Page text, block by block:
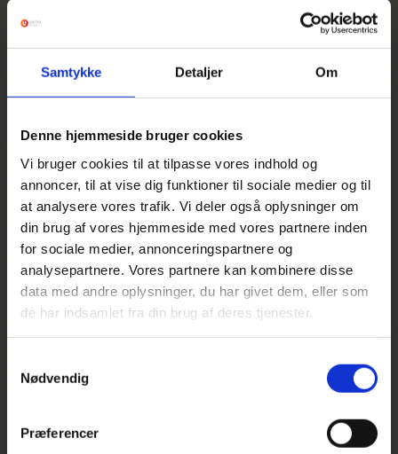
Samtykke Detaljer Om
Denne hjemmeside bruger cookies
Vi bruger cookies til at tilpasse vores indhold og
annoncer, til at vise dig funktioner til sociale medier og til
at analysere vores trafik. Vi deler også oplysninger om
din brug af vores hjemmeside med vores partnere inden
for sociale medier, annonceringspartnere og
analysepartnere. Vores partnere kan kombinere disse
data med andre oplysninger, du har givet dem, eller som
de har indsamlet fra din brug af deres tjenester.
Nødvendig
Præferencer
Derfor bør du
reise med
Overskuddet går til
Tilgang til 24 timers